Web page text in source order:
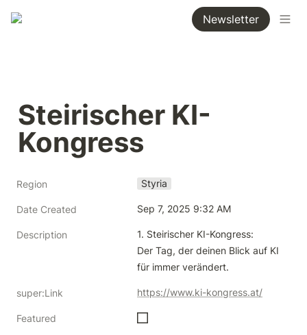
Newsletter
Steirischer KI-
Kongress
Region Styria
Date Created Sep 7, 2025 9:32 AM
Description
1. Steirischer KI-Kongress:
Der Tag, der deinen Blick auf KI
für immer verändert.
super:Link https://www.ki-kongress.at/
Featured